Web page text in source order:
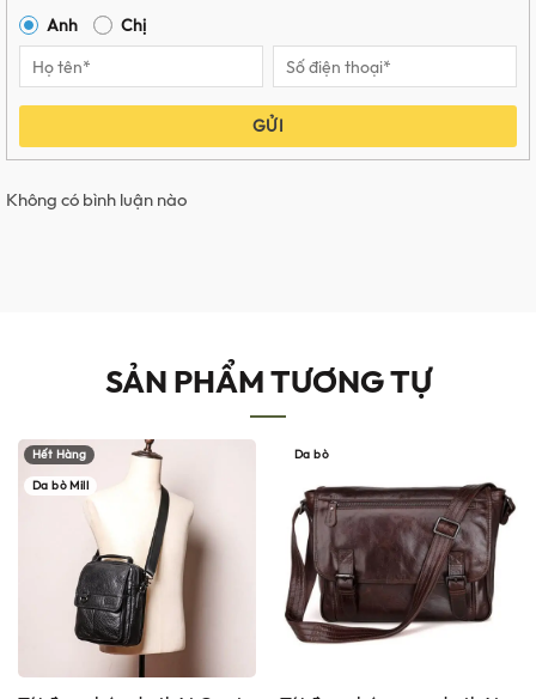
Anh Chị
GỬI
Không có bình luận nào
SẢN PHẨM TƯƠNG TỰ
Hết Hàng
Da bò Mill
Da bò